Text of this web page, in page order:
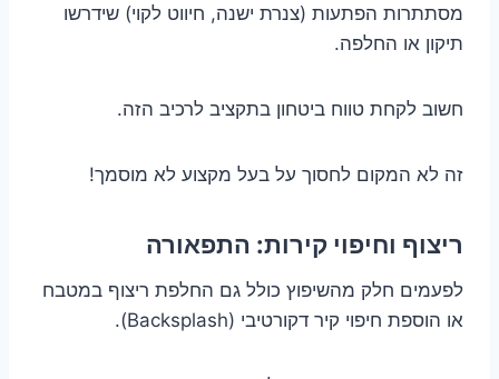
מסתתרות הפתעות (צנרת ישנה, חיווט לקוי) שידרשו
תיקון או החלפה.
חשוב לקחת טווח ביטחון בתקציב לרכיב הזה.
זה לא המקום לחסוך על בעל מקצוע לא מוסמך!
ריצוף וחיפוי קירות: התפאורה
לפעמים חלק מהשיפוץ כולל גם החלפת ריצוף במטבח
או הוספת חיפוי קיר דקורטיבי (Backsplash).